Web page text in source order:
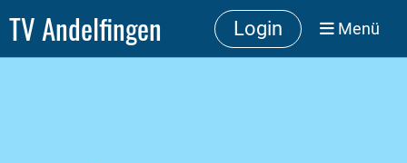
TV Andelfingen Login Menü